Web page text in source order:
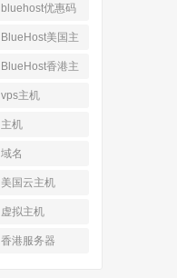
bluehost优惠码
BlueHost美国主
机
BlueHost香港主
机
vps主机
主机
域名
美国云主机
虚拟主机
香港服务器